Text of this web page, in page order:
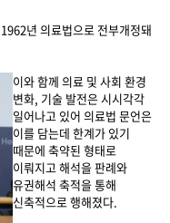
년 의료법으로 전부개정돼
이와 함께 의료 및 사회 환경
변화, 기술 발전은 시시각각
일어나고 있어 의료법 문언은
이를 담는데 한계가 있기
때문에 축약된 형태로
이뤄지고 해석을 판례와
유권해석 축적을 통해
신축적으로 행해졌다.